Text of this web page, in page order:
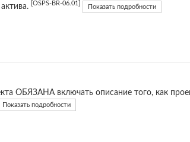
[OSPS-BR-06.01] Показать подробности
ОБЯЗАНА включать описание того, как
Показать подробности